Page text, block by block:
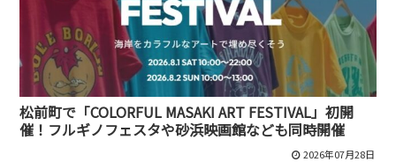
松前町で「COLORFUL MASAKI ART FESTIVAL」初開
催！フルギノフェスタや砂浜映画館なども同時開催
2026年07月28日